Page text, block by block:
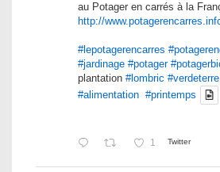
au Potager en carrés à la
http://
#lepotagerencarres
#jardinage #potager
plantation #lombric #verdeterre
#alimentation #printemps
1 Twitter